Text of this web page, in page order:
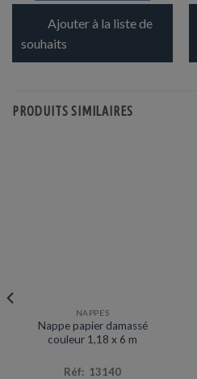
Ajouter à la liste de
souhaits
PRODUITS SIMILAIRES
NAPPES
Nappe papier damassé
couleur 1,18 x 6 m
Réf: 13140